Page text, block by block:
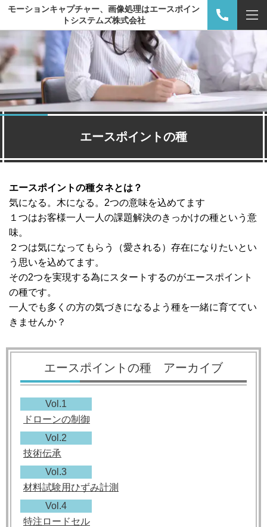
モーションキャプチャー、画像処理はエースポイン
トシステムズ株式会社
エースポイントの種
エースポイントの種タネとは？
気になる。木になる。 2つの意味を込めてます
１つはお客様一人一人の課題解決のきっかけの種という意
味。
２つは気になってもらう（愛される）存在になりたいとい
う思いを込めてます。
その2つを実現する為にスタートするのがエースポイント
の種です。
一人でも多くの方の気づきになるよう種を一緒に育ててい
きませんか？
エースポイントの種 アーカイブ
Vol.1
ドローンの制御
Vol.2
技術伝承
Vol.3
材料試験用ひずみ計測
Vol.4
特注ロードセル